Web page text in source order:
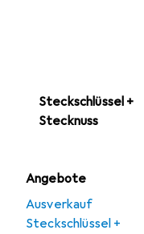
Steckschlüssel +
Stecknuss
Angebote
Ausverkauf
Steckschlüssel +